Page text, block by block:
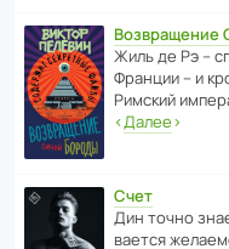
Возвращение
Жиль де Рэ –
Франции – и
Римский
‹Далее›
Счет
Дин точно
ва­ется